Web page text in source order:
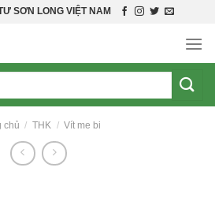
SƠN LONG VIỆT NAM
chủ / THK / Vít me bi